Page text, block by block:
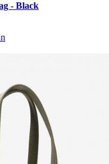
- Black